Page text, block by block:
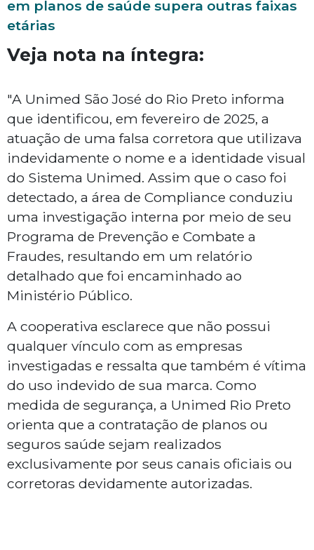
em planos de saúde supera outras faixas
etárias
Veja nota na íntegra:
"A Unimed São José do Rio Preto informa
que identificou, em fevereiro de 2025, a
atuação de uma falsa corretora que utilizava
indevidamente o nome e a identidade visual
do Sistema Unimed. Assim que o caso foi
detectado, a área de Compliance conduziu
uma investigação interna por meio de seu
Programa de Prevenção e Combate a
Fraudes, resultando em um relatório
detalhado que foi encaminhado ao
Ministério Público.
A cooperativa esclarece que não possui
qualquer vínculo com as empresas
investigadas e ressalta que também é vítima
do uso indevido de sua marca. Como
medida de segurança, a Unimed Rio Preto
orienta que a contratação de planos ou
seguros saúde sejam realizados
exclusivamente por seus canais oficiais ou
corretoras devidamente autorizadas.